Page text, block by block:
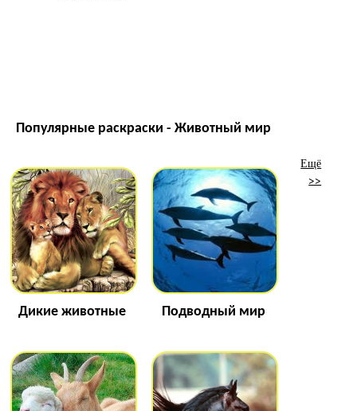
Популярные раскраски - Животный мир
Дикие животные Подводный мир
Ещё
>>